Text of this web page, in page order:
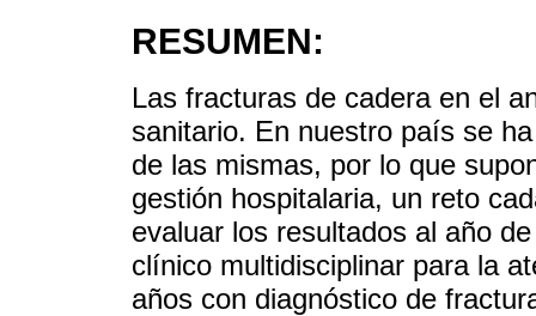
RESUMEN:
Las fracturas de cadera en el
sanitario. En nuestro país se
de las mismas, por lo que
gestión hospitalaria, un reto
evaluar los resultados al año
clínico multidisciplinar para la
años con diagnóstico de